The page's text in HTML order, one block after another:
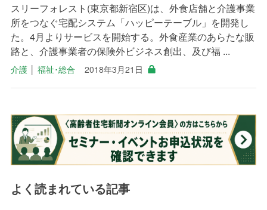
スリーフォレスト(東京都新宿区)は、外食店舗と介護事業
所をつなぐ宅配システム「ハッピーテーブル」を開発し
た。4月よりサービスを開始する。外食産業のあらたな販
路と、介護事業者の保険外ビジネス創出、及び福 ...
介護│ 福祉･総合 2018年3月21日
よく読まれている記事